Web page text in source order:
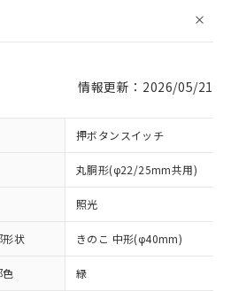
情報更新：2026/05/21
押ボタンスイッチ
丸胴形(φ22/25mm共用)
照光
形状 きのこ 中形(φ40mm)
色 緑